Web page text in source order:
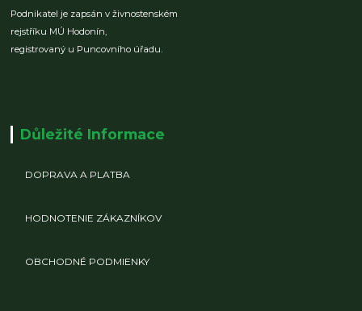
Podnikatel je zapsán v živnostenském
rejstříku MÚ Hodonín,
registrovaný u Puncovního úřadu.
Důležité Informace
DOPRAVA A PLATBA
HODNOTENIE ZÁKAZNÍKOV
OBCHODNÉ PODMIENKY